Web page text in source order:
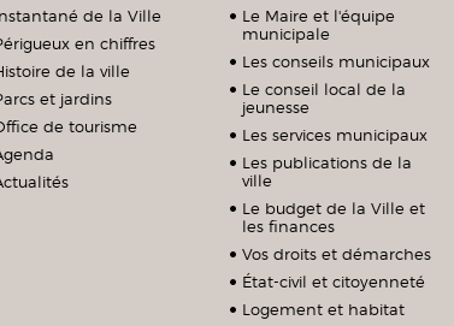
de la Ville
en chiffres
de la ville
et jardins
de tourisme
Le Maire et l'équipe
municipale
Les conseils municipaux
Le conseil local de la
jeunesse
Les services municipaux
Les publications de la
ville
Le budget de la Ville et
les finances
Vos droits et démarches
État-civil et citoyenneté
Logement et habitat